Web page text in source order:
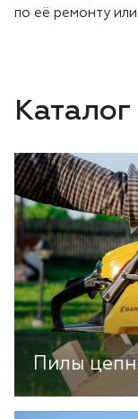
по её ремонту
Каталог
Пилы